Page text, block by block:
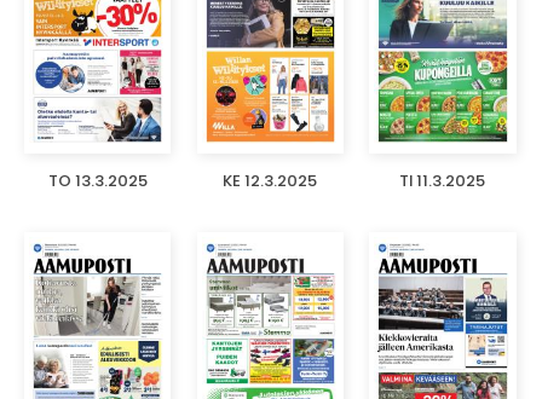
TO 13.3.2025 KE 12.3.2025 TI 11.3.2025